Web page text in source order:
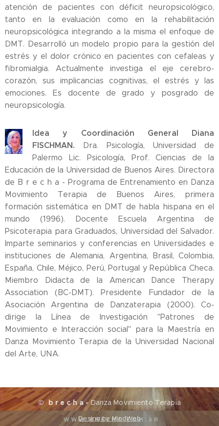
atención de pacientes con déficit neuropsicológico,
tanto en la evaluación como en la rehabilitación
neuropsicológica integrando a la misma el enfoque de
DMT. Desarrolló un modelo propio para la gestión del
estrés y el dolor crónico en pacientes con cefaleas y
fibromialgia. Actualmente investiga el eje cerebro-
corazón, sus implicancias cognitivas, el estrés y las
emociones. Es docente de grado y posgrado de
neuropsicología.
Idea y Coordinación General Diana
FISCHMAN. Dra. Psicología, Universidad de
Palermo Lic. Psicología, Prof. Ciencias de la
Educación de la Universidad de Buenos Aires. Directora
de B r e c h a - Programa de Entrenamiento en Danza
Movimiento Terapia de Buenos Aires, primera
formación sistemática en DMT de habla hispana en el
mundo (1996). Docente Escuela Argentina de
Psicoterapia para Graduados, Universidad del Salvador.
Imparte seminarios y conferencias en Universidades e
instituciones de Alemania, Argentina, Brasil, Colombia,
España, Chile, Méjico, Perú, Portugal y República Checa.
Miembro Didacta de la American Dance Therapy
Association (BC-DMT). Presidente Fundador de la
Asociación Argentina de Danzaterapia (2000). Co-
dirige la Línea de Investigación "Patrones de
Movimiento e Interacción social" para la Maestría en
Danza Movimiento Terapia de la Universidad Nacional
del Arte, UNA.
© b r e c h a -Danza Movimiento Terapia
Desing by MindWeb